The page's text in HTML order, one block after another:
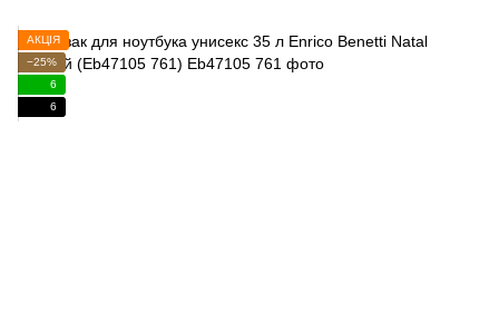
АКЦІЯ
−25%
6
6